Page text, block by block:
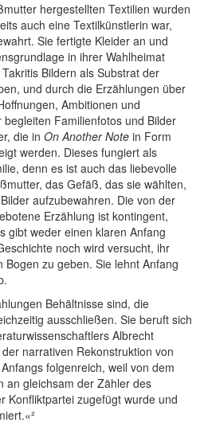
hergestellten Textilien wurden
auch eine Textilkünstlerin war,
Sie fertigte Kleider an und
in ihrer Wahlheimat
Bildern als Substrat der
und durch die Erzählungen über
Ambitionen und
Familienfotos und Bilder
die in On Another Note in Form
werden. Dieses fungiert als
denn es ist auch das liebevolle
das Gefäß, das sie wählten,
aufzubewahren. Die von der
Erzählung ist kontingent,
gibt weder einen klaren Anfang
noch wird versucht, ihr
zu geben. Sie lehnt Anfang
Behältnisse sind, die
ausschließen. Sie beruft sich
Albrecht
narrativen Rekonstruktion von
folgenreich, weil von dem
an gleichsam der Zähler des
Konfliktpartei zugefügt wurde und